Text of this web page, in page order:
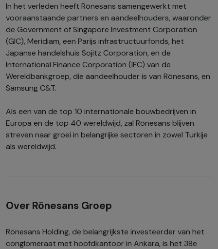
In het verleden heeft Rönesans samengewerkt met
vooraanstaande partners en aandeelhouders, waaronder
de Government of Singapore Investment Corporation
(GIC), Meridiam, een Parijs infrastructuurfonds, het
Japanse handelshuis Sojitz Corporation, en de
International Finance Corporation (IFC) van de
Wereldbankgroep, die aandeelhouder is van Rönesans, en
Samsung C&T.
Als een van de top 10 internationale bouwbedrijven in
Europa en de top 40 wereldwijd, zal Rönesans blijven
streven naar groei in belangrijke sectoren in zowel Turkije
als wereldwijd.
Over Rönesans Groep
Rönesans Holding, de belangrijkste investeerder van het
conglomeraat met hoofdkantoor in Ankara, is het 38e